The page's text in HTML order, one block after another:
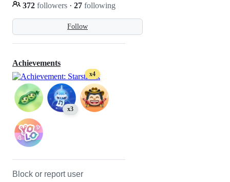
Follow
372 followers · 27 following
Achievements
x4
x3
Block or report user